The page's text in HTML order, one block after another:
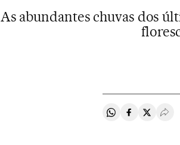
As abundantes chuvas dos
Compartir en
Compartir